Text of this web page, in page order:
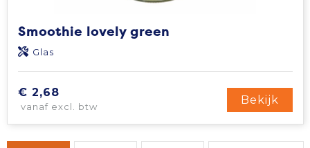
Smoothie lovely green
Glas
€ 2,68
vanaf excl. btw
Bekijk